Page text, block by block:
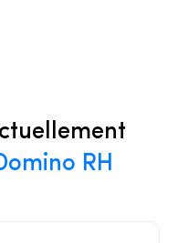
RH